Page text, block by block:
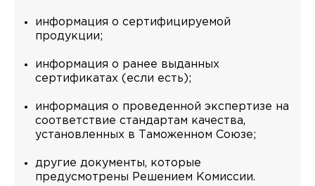
информация о сертифицируемой
продукции;
информация о ранее выданных
сертификатах (если есть);
информация о проведенной экспертизе на
соответствие стандартам качества,
установленных в Таможенном Союзе;
другие документы, которые
предусмотрены Решением Комиссии.